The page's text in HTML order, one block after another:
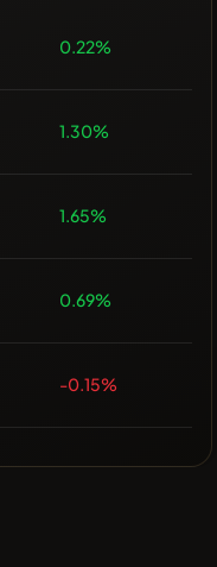
0.22%
1.30%
1.65%
0.69%
-0.15%